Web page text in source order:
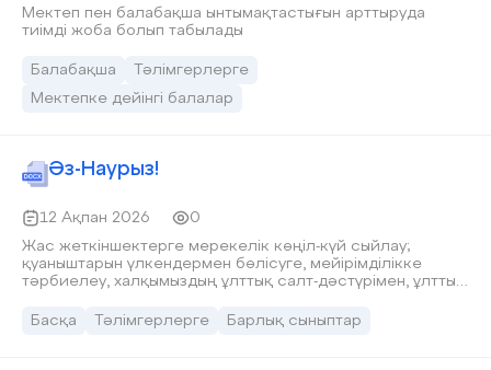
Мектеп пен балабақша ынтымақтастығын арттыруда
тиімді жоба болып табылады
Балабақша
Тәлімгерлерге
Мектепке дейінгі балалар
Әз-Наурыз!
12 Ақпан 2026
0
Жас жеткіншектерге мерекелік көңіл-күй сыйлау;
қуаныштарын үлкендермен бөлісуге, мейірімділікке
тәрбиелеу, халқымыздың ұлттық салт-дәстүрімен, ұлттық
ойындар арқылы жас жеткіншектердің тұлғалық
Басқа Тәлімгерлерге Барлық сыныптар